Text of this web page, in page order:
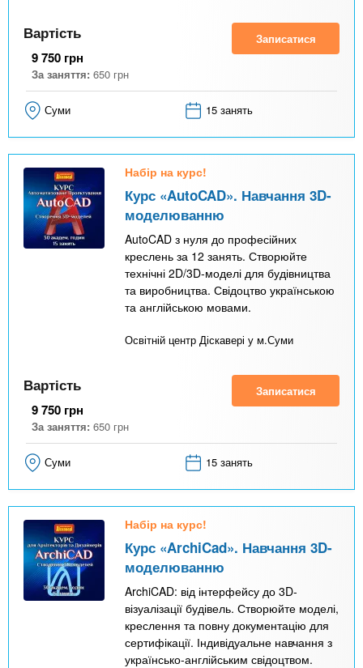
Вартість
9 750 грн
За заняття: 650 грн
Записатися
Суми 15 занять
Набір на курс!
Курс «AutoCAD». Навчання 3D-
моделюванню
AutoCAD з нуля до професійних
креслень за 12 занять. Створюйте
технічні 2D/3D-моделі для будівництва
та виробництва. Свідоцтво українською
та англійською мовами.
Освітній центр Діскавері у м.Суми
Вартість
9 750 грн
За заняття: 650 грн
Записатися
Суми 15 занять
Набір на курс!
Курс «ArchiCad». Навчання 3D-
моделюванню
ArchiCAD: від інтерфейсу до 3D-
візуалізації будівель. Створюйте моделі,
креслення та повну документацію для
сертифікації. Індивідуальне навчання з
українсько-англійським свідоцтвом.